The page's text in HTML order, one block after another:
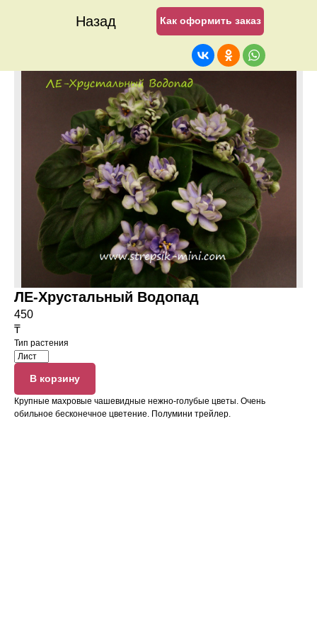
Назад Как оформить заказ
ЛЕ-Хрустальный Водопад
450
₸
Тип растения
В корзину
Крупные махровые чашевидные нежно-голубые цветы. Очень
обильное бесконечное цветение. Полумини трейлер.